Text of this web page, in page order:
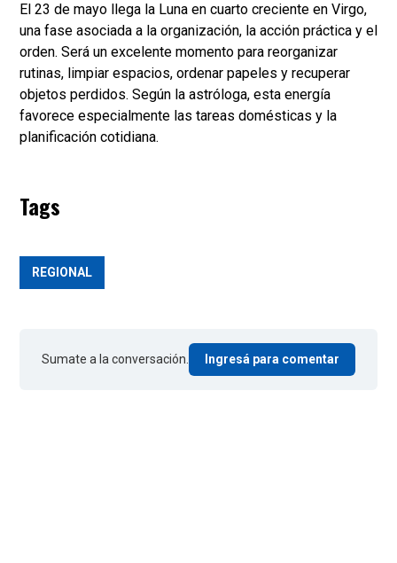
El 23 de mayo llega la Luna en cuarto creciente en Virgo,
una fase asociada a la organización, la acción práctica y el
orden. Será un excelente momento para reorganizar
rutinas, limpiar espacios, ordenar papeles y recuperar
objetos perdidos. Según la astróloga, esta energía
favorece especialmente las tareas domésticas y la
planificación cotidiana.
Tags
REGIONAL
Sumate a la conversación. Ingresá para comentar